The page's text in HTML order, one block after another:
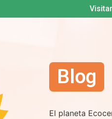
Blog
El planeta